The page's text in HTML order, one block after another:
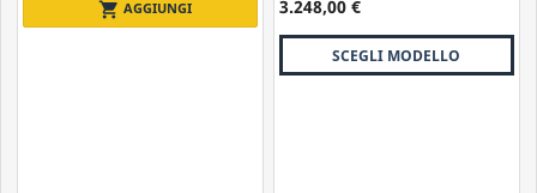
Ribaltamento con Sollevatore Idraulico:
motocarriole sono equipaggiate con un sollevatore idraulico
che consente un ribaltamento più controllato e preciso del
shopping_cart AGGIUNGI 3.248,00 €
SCEGLI MODELLO